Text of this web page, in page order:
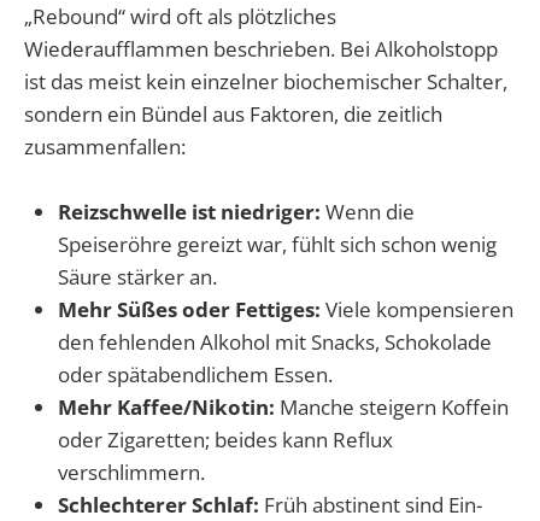
„Rebound“ wird oft als plötzliches
Wiederaufflammen beschrieben. Bei Alkoholstopp
ist das meist kein einzelner biochemischer Schalter,
sondern ein Bündel aus Faktoren, die zeitlich
zusammenfallen:
Reizschwelle ist niedriger: Wenn die
Speiseröhre gereizt war, fühlt sich schon wenig
Säure stärker an.
Mehr Süßes oder Fettiges: Viele kompensieren
den fehlenden Alkohol mit Snacks, Schokolade
oder spätabendlichem Essen.
Mehr Kaffee/Nikotin: Manche steigern Koffein
oder Zigaretten; beides kann Reflux
verschlimmern.
Schlechterer Schlaf: Früh abstinent sind Ein-